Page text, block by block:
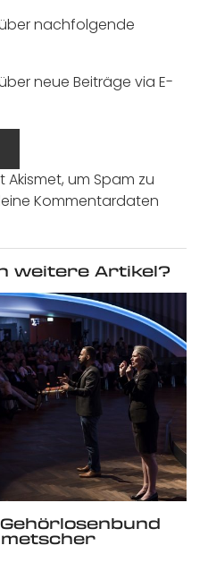
nachfolgende
neue Beiträge via E-
um Spam zu
Kommentardaten
weitere Artikel?